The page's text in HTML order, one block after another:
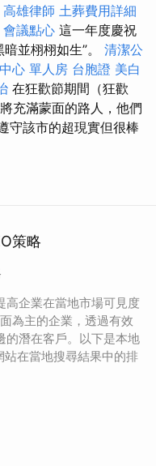
高雄律師 土葬費用詳細
會議點心 這一年度慶祝
並栩栩如生”。 清潔公
心 單人房 台胞證 美白
在狂歡節期間（狂歡
充滿蒙面的路人，他們
守該市的超現實但很棒
策略
高企業在當地市場可見度
為主的企業，透過有效
的潛在客戶。以下是本地
站在當地搜尋結果中的排